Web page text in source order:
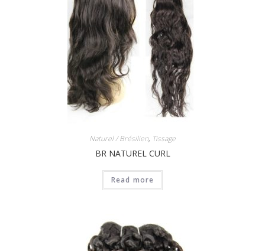
Naturel / Brésilien, Tissage
BR NATUREL CURL
Read more